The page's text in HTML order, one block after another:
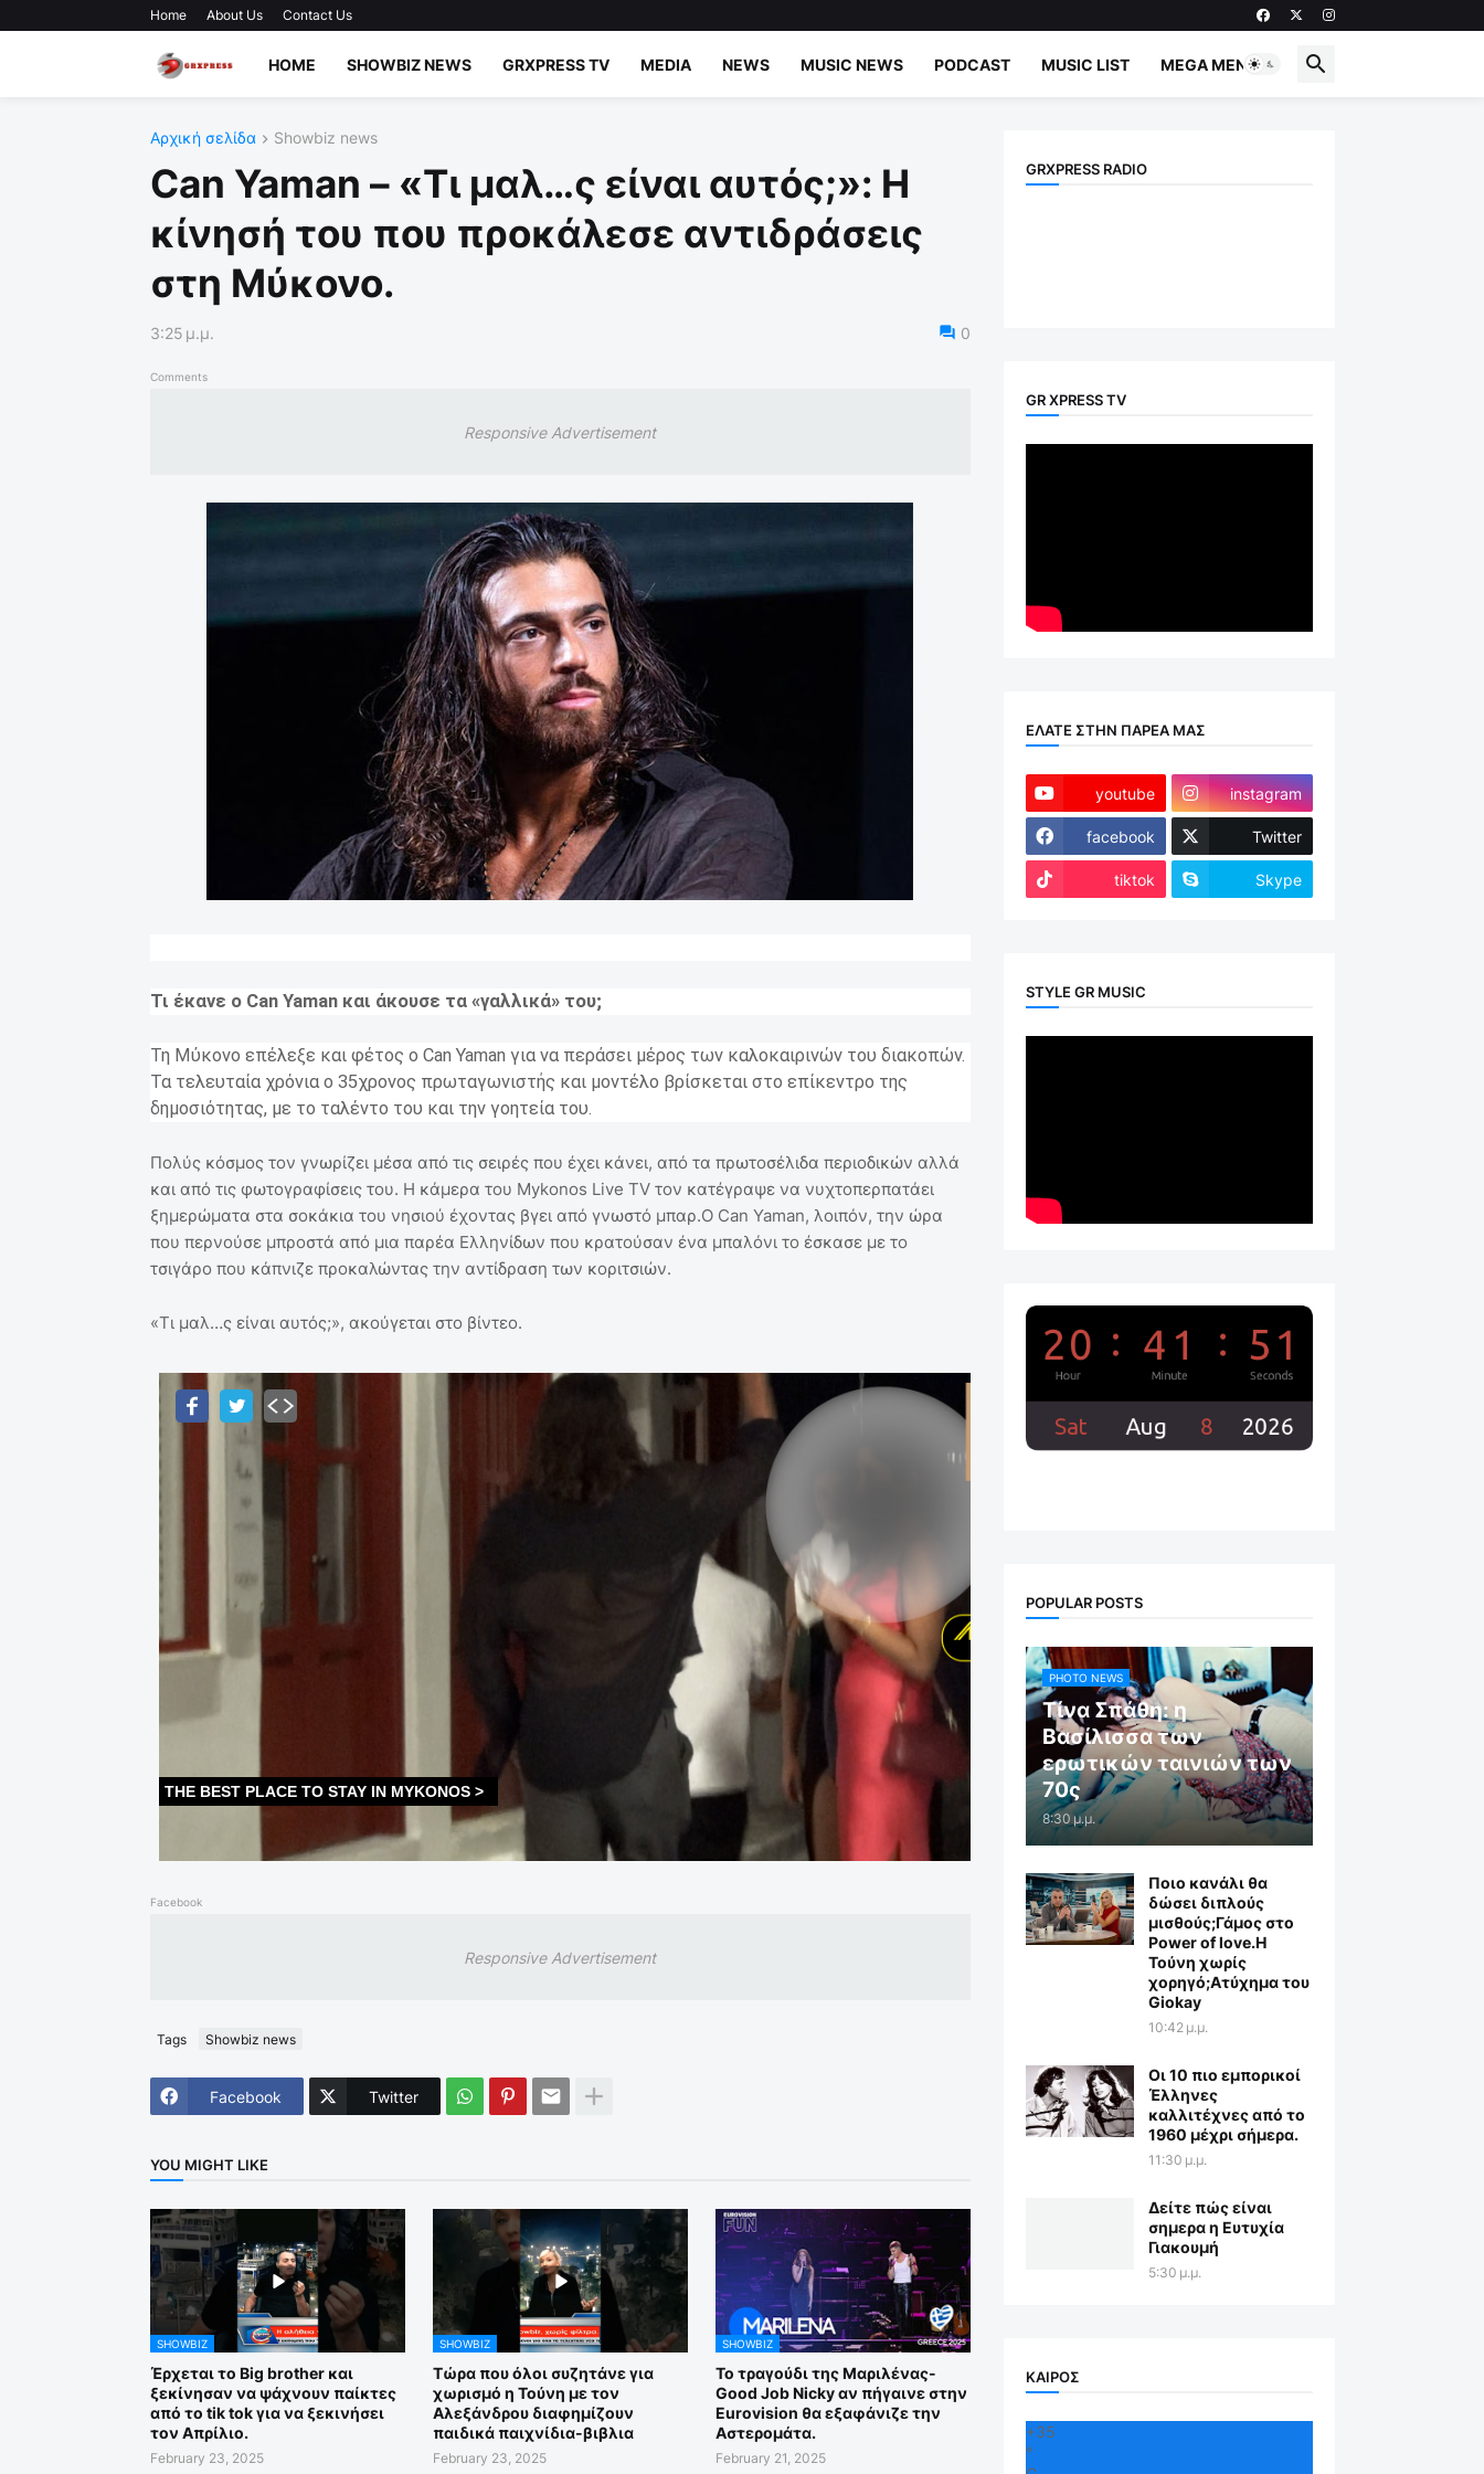
Home About Us Contact Us
HOME SHOWBIZ NEWS GRXPRESS TV MEDIA NEWS MUSIC NEWS PODCAST MUSIC LIST MEGA MENU
Αρχική σελίδα Showbiz news
Can Yaman – «Τι μαλ…ς είναι αυτός;»: Η
κίνησή του που προκάλεσε αντιδράσεις
στη Μύκονο.
3:25 μ.μ. 0
Comments
Responsive Advertisement
Τι έκανε ο Can Yaman και άκουσε τα «γαλλικά» του;
Τη Μύκονο επέλεξε και φέτος ο Can Yaman για να περάσει μέρος των καλοκαιρινών του διακοπών.
Τα τελευταία χρόνια ο 35χρονος πρωταγωνιστής και μοντέλο βρίσκεται στο επίκεντρο της
δημοσιότητας, με το ταλέντο του και την γοητεία του.
Πολύς κόσμος τον γνωρίζει μέσα από τις σειρές που έχει κάνει, από τα πρωτοσέλιδα περιοδικών αλλά
και από τις φωτογραφίσεις του. Η κάμερα του Mykonos Live TV τον κατέγραψε να νυχτοπερπατάει
ξημερώματα στα σοκάκια του νησιού έχοντας βγει από γνωστό μπαρ.Ο Can Yaman, λοιπόν, την ώρα
που περνούσε μπροστά από μια παρέα Ελληνίδων που κρατούσαν ένα μπαλόνι το έσκασε με το
τσιγάρο που κάπνιζε προκαλώντας την αντίδραση των κοριτσιών.
«Τι μαλ…ς είναι αυτός;», ακούγεται στο βίντεο.
Facebook
Responsive Advertisement
Tags Showbiz news
Facebook Twitter
YOU MIGHT LIKE
SHOWBIZ
Έρχεται το Big brother και
ξεκίνησαν να ψάχνουν παίκτες
από το tik tok για να ξεκινήσει
τον Απρίλιο.
February 23, 2025
SHOWBIZ
Τώρα που όλοι συζητάνε για
χωρισμό η Τούνη με τον
Αλεξάνδρου διαφημίζουν
παιδικά παιχνίδια-βιβλια
February 23, 2025
SHOWBIZ
Το τραγούδι της Μαριλένας-
Good Job Nicky αν πήγαινε στην
Eurovision θα εξαφάνιζε την
Αστερομάτα.
February 21, 2025
GRXPRESS RADIO
GR XPRESS TV
ΕΛΑΤΕ ΣΤΗΝ ΠΑΡΕΑ ΜΑΣ
youtube instagram
facebook Twitter
tiktok Skype
STYLE GR MUSIC
POPULAR POSTS
PHOTO NEWS
Τίνα Σπάθη: η
Βασίλισσα των
ερωτικών ταινιών των
70ς
8:30 μ.μ.
Ποιο κανάλι θα
δώσει διπλούς
μισθούς;Γάμος στο
Power of love.Η
Τούνη χωρίς
χορηγό;Aτύχημα του
Giokay
10:42 μ.μ.
Οι 10 πιο εμπορικοί
Έλληνες
καλλιτέχνες από το
1960 μέχρι σήμερα.
11:30 μ.μ.
Δείτε πώς είναι
σημερα η Ευτυχία
Γιακουμή
5:30 μ.μ.
ΚΑΙΡΟΣ
+35
°